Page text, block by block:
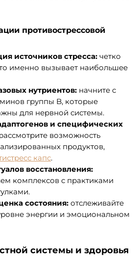
противострессовой
источников стресса: четко
именно вызывает наибольшее
нутриентов: начните с
группы B, которые
для нервной системы.
и специфических
возможность
продуктов,
капс.
восстановления:
комплексов с практиками
состояния: отслеживайте
энергии и эмоциональном
системы и здоровья